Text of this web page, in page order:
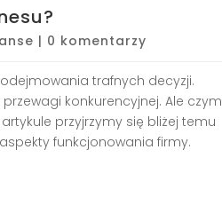
| 0 komentarzy
trafnych decyzji.
konkurencyjnej. Ale czym
przyjrzymy się bliżej temu
funkcjonowania firmy.